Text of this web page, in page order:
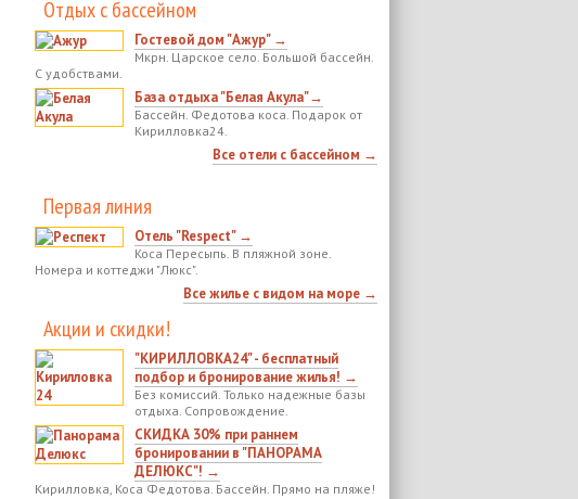
Отдых с бассейном
Гостевой дом "Ажур" →
Мкрн. Царское село. Большой бассейн.
С удобствами.
База отдыха "Белая Акула"→
Бассейн. Федотова коса. Подарок от
Кирилловка24.
Все отели с бассейном →
Первая линия
Отель "Respect" →
Коса Пересыпь. В пляжной зоне.
Номера и коттеджи "Люкс".
Все жилье с видом на море →
Акции и скидки!
"КИРИЛЛОВКА24" - бесплатный
подбор и бронирование жилья! →
Без комиссий. Только надежные базы
отдыха. Сопровождение.
СКИДКА 30% при раннем
бронировании в "ПАНОРАМА
ДЕЛЮКС"! →
Кирилловка, Коса Федотова. Бассейн. Прямо на пляже!